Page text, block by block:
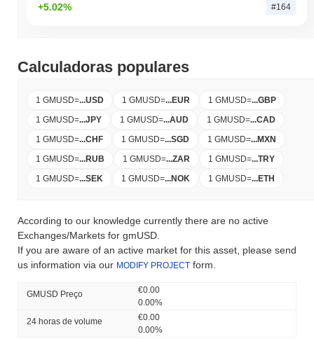
+5.02% #164
Calculadoras populares
1 GMUSD=...USD 1 GMUSD=...EUR 1 GMUSD=...GBP
1 GMUSD=...JPY 1 GMUSD=...AUD 1 GMUSD=...CAD
1 GMUSD=...CHF 1 GMUSD=...SGD 1 GMUSD=...MXN
1 GMUSD=...RUB 1 GMUSD=...ZAR 1 GMUSD=...TRY
1 GMUSD=...SEK 1 GMUSD=...NOK 1 GMUSD=...ETH
According to our knowledge currently there are no active
Exchanges/Markets for gmUSD.
If you are aware of an active market for this asset, please send
us information via our MODIFY PROJECT form.
GMUSD Preço
€0.00
0.00%
24 horas de volume
€0.00
0.00%